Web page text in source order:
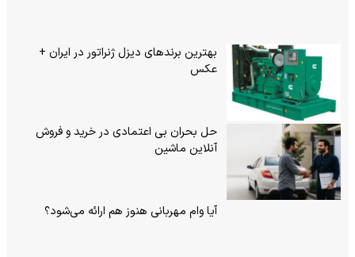
بهترین برندهای دیزل ژنراتور در ایران +
عکس
حل بحران بی‌ اعتمادی در خرید و فروش
آنلاین ماشین
آیا وام مهربانی هنوز هم ارائه می‌شود؟